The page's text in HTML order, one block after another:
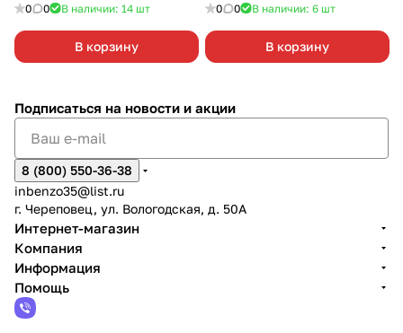
0 0 В наличии: 14 шт
В корзину
0 0 В наличии: 6 шт
В корзину
Подписаться на новости и акции
8 (800) 550-36-38
inbenzo35@list.ru
г. Череповец, ул. Вологодская, д. 50А
Интернет-магазин
Компания
Информация
Помощь